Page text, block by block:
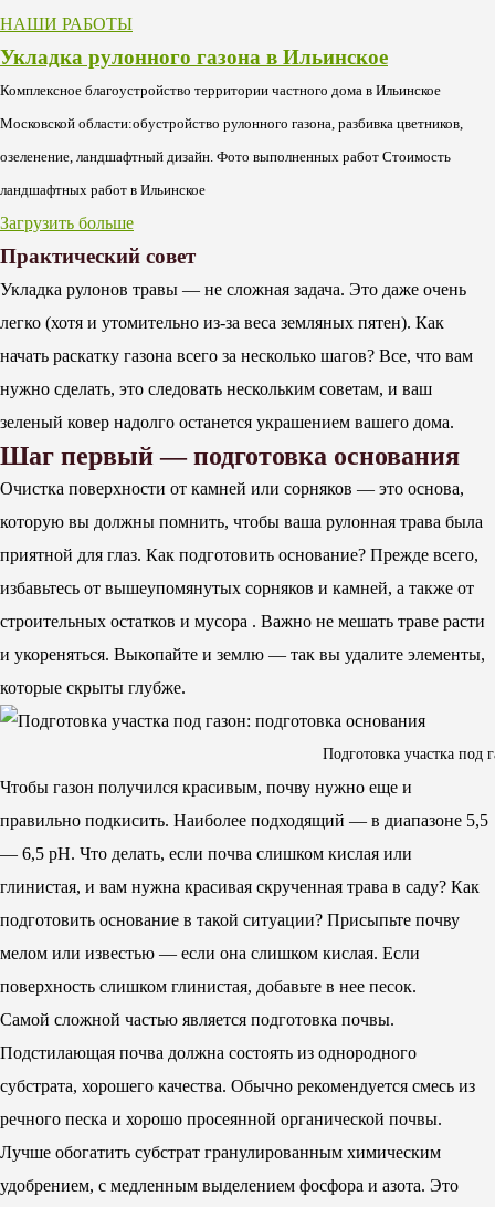
НАШИ РАБОТЫ
Укладка рулонного газона в Ильинское
Комплексное благоустройство территории частного дома в Ильинское
Московской области:обустройство рулонного газона, разбивка цветников,
озеленение, ландшафтный дизайн. Фото выполненных работ Стоимость
ландшафтных работ в Ильинское
Загрузить больше
Практический совет
Укладка рулонов травы — не сложная задача. Это даже очень
легко (хотя и утомительно из-за веса земляных пятен). Как
начать раскатку газона всего за несколько шагов? Все, что вам
нужно сделать, это следовать нескольким советам, и ваш
зеленый ковер надолго останется украшением вашего дома.
Шаг первый — подготовка основания
Очистка поверхности от камней или сорняков — это основа,
которую вы должны помнить, чтобы ваша рулонная трава была
приятной для глаз. Как подготовить основание? Прежде всего,
избавьтесь от вышеупомянутых сорняков и камней, а также от
строительных остатков и мусора . Важно не мешать траве расти
и укореняться. Выкопайте и землю — так вы удалите элементы,
которые скрыты глубже.
Подготовка участка под
Чтобы газон получился красивым, почву нужно еще и
правильно подкисить. Наиболее подходящий — в диапазоне 5,5
— 6,5 pH. Что делать, если почва слишком кислая или
глинистая, и вам нужна красивая скрученная трава в саду? Как
подготовить основание в такой ситуации? Присыпьте почву
мелом или известью — если она слишком кислая. Если
поверхность слишком глинистая, добавьте в нее песок.
Самой сложной частью является подготовка почвы.
Подстилающая почва должна состоять из однородного
субстрата, хорошего качества. Обычно рекомендуется смесь из
речного песка и хорошо просеянной органической почвы.
Лучше обогатить субстрат гранулированным химическим
удобрением, с медленным выделением фосфора и азота. Это